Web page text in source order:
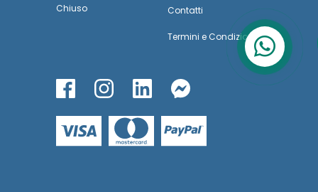
Chiuso
Contatti
Termini e Condizioni